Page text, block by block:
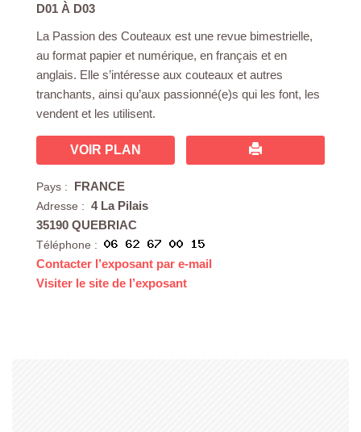
D01 À D03
La Passion des Couteaux est une revue bimestrielle,
au format papier et numérique, en français et en
anglais. Elle s’intéresse aux couteaux et autres
tranchants, ainsi qu’aux passionné(e)s qui les font, les
vendent et les utilisent.
VOIR PLAN
Pays : FRANCE
Adresse : 4 La Pilais
35190 QUEBRIAC
Téléphone :
Contacter l’exposant par e-mail
Visiter le site de l’exposant